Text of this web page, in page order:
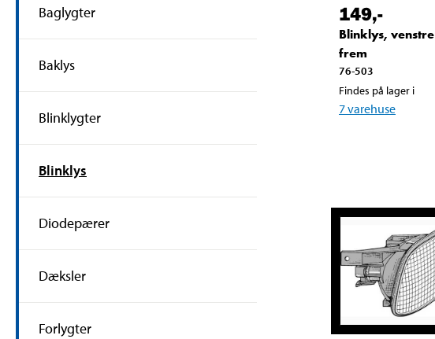
Baglygter
Baklys
Blinklygter
Blinklys
Diodepærer
Dæksler
Forlygter
149,-
Blinklys, venstre
frem
76-503
Findes på lager i
7varehuse